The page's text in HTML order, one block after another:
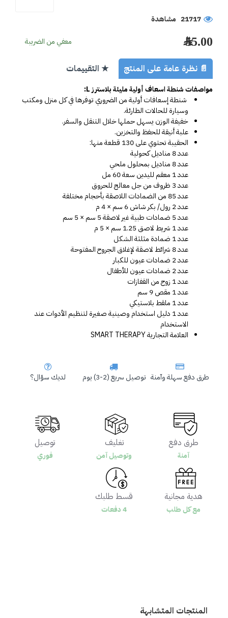
21717 مشاهدة
55.00 ﷼ معفي من الضريبة
طرق دفع سهلة وآمنة توصيل سريع (2-3) يوم لديك سؤال؟
📄 نظرة عامة على المنتج ★ التقييمات
مواصفات شنطة اسعاف أولية مليئة بلاسترز L:
وسيارة للحالات الطارئة.
خفيفة الوزن يسهل حملها خلال التنقل والسفر.
علبة أنيقة للحفظ والتخزين.
الحقيبة تحتوي على 130 قطعة منها:
عدد 8 مناديل كحولية
عدد 8 مناديل بمحلول ملحي
عدد 1 معقم لليدين سعة 60 مل
عدد 3 ظروف من جل معالج للحروق
عدد 85 من الضمادات اللاصقة بأحجام مختلفة
عدد 2 رول/ بكر شاش 6 سم × 4 م
عدد 5 ضمادات طبية غير لاصقة 5 سم × 5 سم
عدد 1 شريط لاصق 1.25 سم × 5 م
عدد 1 ضمادة مثلثة الشكل
عدد 8 شرائط لاصقة لإغلاق الجروح المفتوحة
عدد 2 ضمادات عيون للكبار
عدد 2 ضمادات عيون للأطفال
عدد 1 زوج من القفازات
عدد 1 مقص 9 سم
عدد 1 ملقط بلاستيكي
الاستخدام
العلامة التجارية SMART THERAPY
طرق دفع
آمنة
تغليف
وتوصيل آمن
توصيل
فوري
هدية مجانية
مع كل طلب
قسط طلبك
4 دفعات
المنتجات المتشابهة